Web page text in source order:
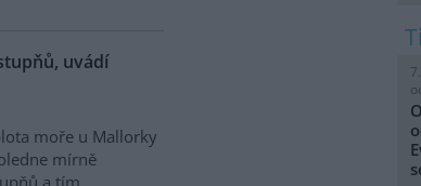
uvádí
moře u Mallorky
mírně
a tím